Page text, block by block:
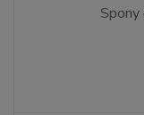
Spony